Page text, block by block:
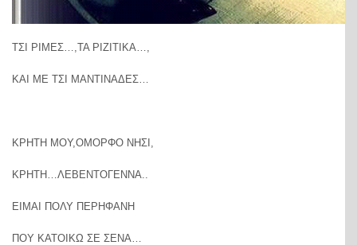
ΤΣΙ ΡΙΜΕΣ…,ΤΑ ΡΙΖΙΤΙΚΑ…,
ΚΑΙ ΜΕ ΤΣΙ ΜΑΝΤΙΝΑΔΕΣ…
ΚΡΗΤΗ ΜΟΥ,ΟΜΟΡΦΟ ΝΗΣΙ,
ΚΡΗΤΗ…ΛΕΒΕΝΤΟΓΕΝΝΑ..
ΕΙΜΑΙ ΠΟΛΥ ΠΕΡΗΦΑΝΗ
ΠΟΥ ΚΑΤΟΙΚΩ ΣΕ ΣΕΝΑ…